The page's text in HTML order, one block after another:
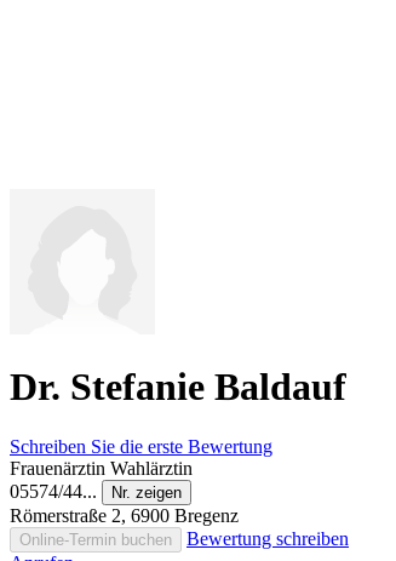
Dr. Stefanie Baldauf
Schreiben Sie die erste Bewertung
Frauenärztin Wahlärztin
05574/44...
Nr. zeigen
Römerstraße 2, 6900 Bregenz
Online-Termin buchen
Bewertung schreiben